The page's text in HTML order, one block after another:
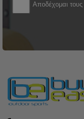
Αποδέχομαι τους